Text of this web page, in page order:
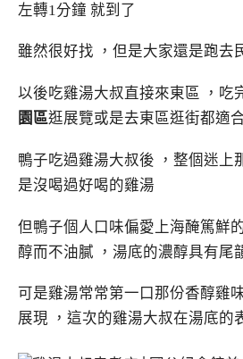
左轉1分鐘 就到了
雖然很好找 ，但是大家還是跑去
以後吃雞湯大叔直接來東區 ，吃
園區逛展覽或是去東區逛街都適
鴨子吃過雞湯大叔後 ，整個迷上
是沒喝過好喝的雞湯
但鴨子個人口味偏愛上海醃篤鮮
醇而不油膩 ，湯底的濃醇具有尾
可是雞湯常常第一口那份香醇雞
展現 ，這次的雞湯大叔在湯底的